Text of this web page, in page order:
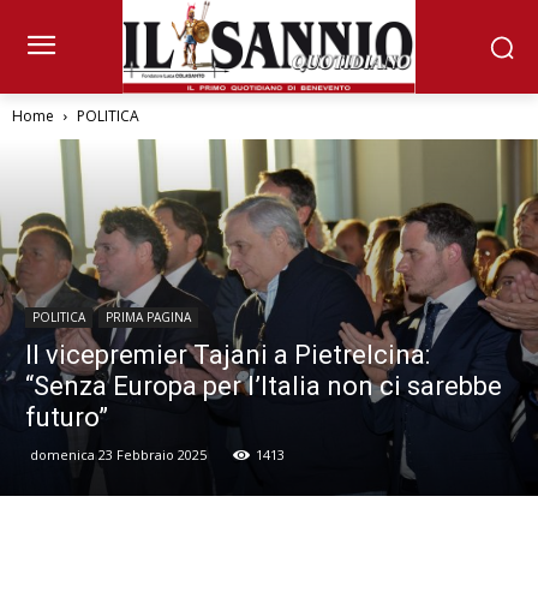
Home POLITICA
POLITICA PRIMA PAGINA
Il vicepremier Tajani a Pietrelcina:
“Senza Europa per l’Italia non ci sarebbe
futuro”
domenica 23 Febbraio 2025 1413